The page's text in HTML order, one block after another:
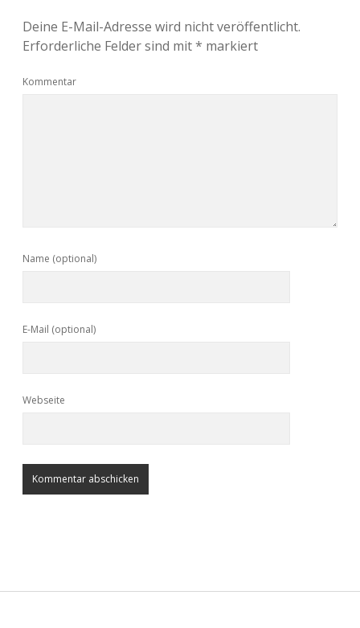
Deine E-Mail-Adresse wird nicht veröffentlicht.
Erforderliche Felder sind mit* markiert
Kommentar
Name (optional)
E-Mail (optional)
Webseite